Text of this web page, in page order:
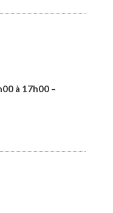
à 17h00 –